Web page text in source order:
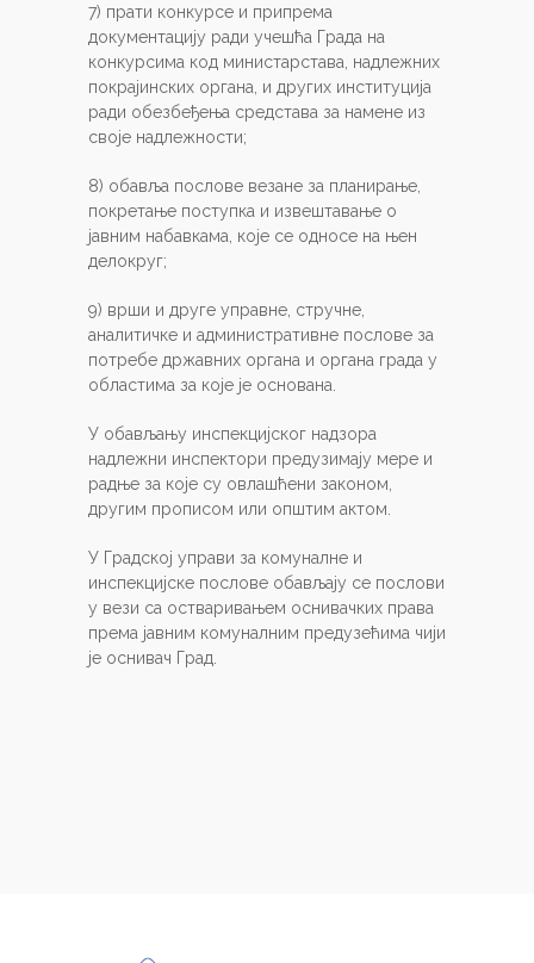
7) прати конкурсе и припрема
документацију ради учешћа Града на
конкурсима код министарстава, надлежних
покрајинских органа, и других институција
ради обезбеђења средстава за намене из
своје надлежности;
8) обавља послове везане за планирање,
покретање поступка и извештавање о
јавним набавкама, које се односе на њен
делокруг;
9) врши и друге управне, стручне,
аналитичке и административне послове за
потребе државних органа и органа града у
областима за које је основана.
У обављању инспекцијског надзора
надлежни инспектори предузимају мере и
радње за које су овлашћени законом,
другим прописом или општим актом.
У Градској управи за комуналне и
инспекцијске послове обављају се послови
у вези са остваривањем оснивачких права
према јавним комуналним предузећима чији
је оснивач Град.